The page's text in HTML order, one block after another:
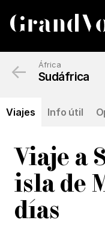
África
Sudáfrica
Viajes Info útil
←
Viaje a
isla de
días